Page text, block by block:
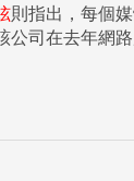
則指出，每個
公司在去年網